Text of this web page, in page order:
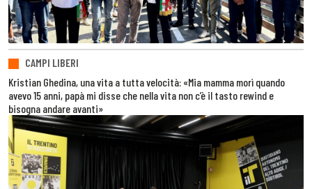
CAMPI LIBERI
Kristian Ghedina, una vita a tutta velocità: «Mia mamma morì quando
avevo 15 anni, papà mi disse che nella vita non c’è il tasto rewind e
bisogna andare avanti»